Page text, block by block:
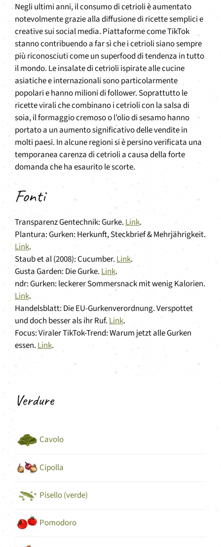
Negli ultimi anni, il consumo di cetrioli è aumentato
notevolmente grazie alla diffusione di ricette semplici e
creative sui social media. Piattaforme come TikTok
stanno contribuendo a far sì che i cetrioli siano sempre
più riconosciuti come un superfood di tendenza in tutto
il mondo. Le insalate di cetrioli ispirate alle cucine
asiatiche e internazionali sono particolarmente
popolari e hanno milioni di follower. Soprattutto le
ricette virali che combinano i cetrioli con la salsa di
soia, il formaggio cremoso o l’olio di sesamo hanno
portato a un aumento significativo delle vendite in
molti paesi. In alcune regioni si è persino verificata una
temporanea carenza di cetrioli a causa della forte
domanda che ha esaurito le scorte.
Fonti
Transparenz Gentechnik: Gurke.Link.
Plantura: Gurken: Herkunft, Steckbrief & Mehrjährigkeit.
Link.
Staub et al (2008): Cucumber.Link.
Gusta Garden: Die Gurke.Link.
ndr: Gurken: leckerer Sommersnack mit wenig Kalorien.
Link.
Handelsblatt: Die EU-Gurkenverordnung. Verspottet
und doch besser als ihr Ruf.Link.
Focus: Viraler TikTok-Trend: Warum jetzt alle Gurken
essen.Link.
Verdure
Cavolo
Cipolla
Pisello (verde)
Pomodoro